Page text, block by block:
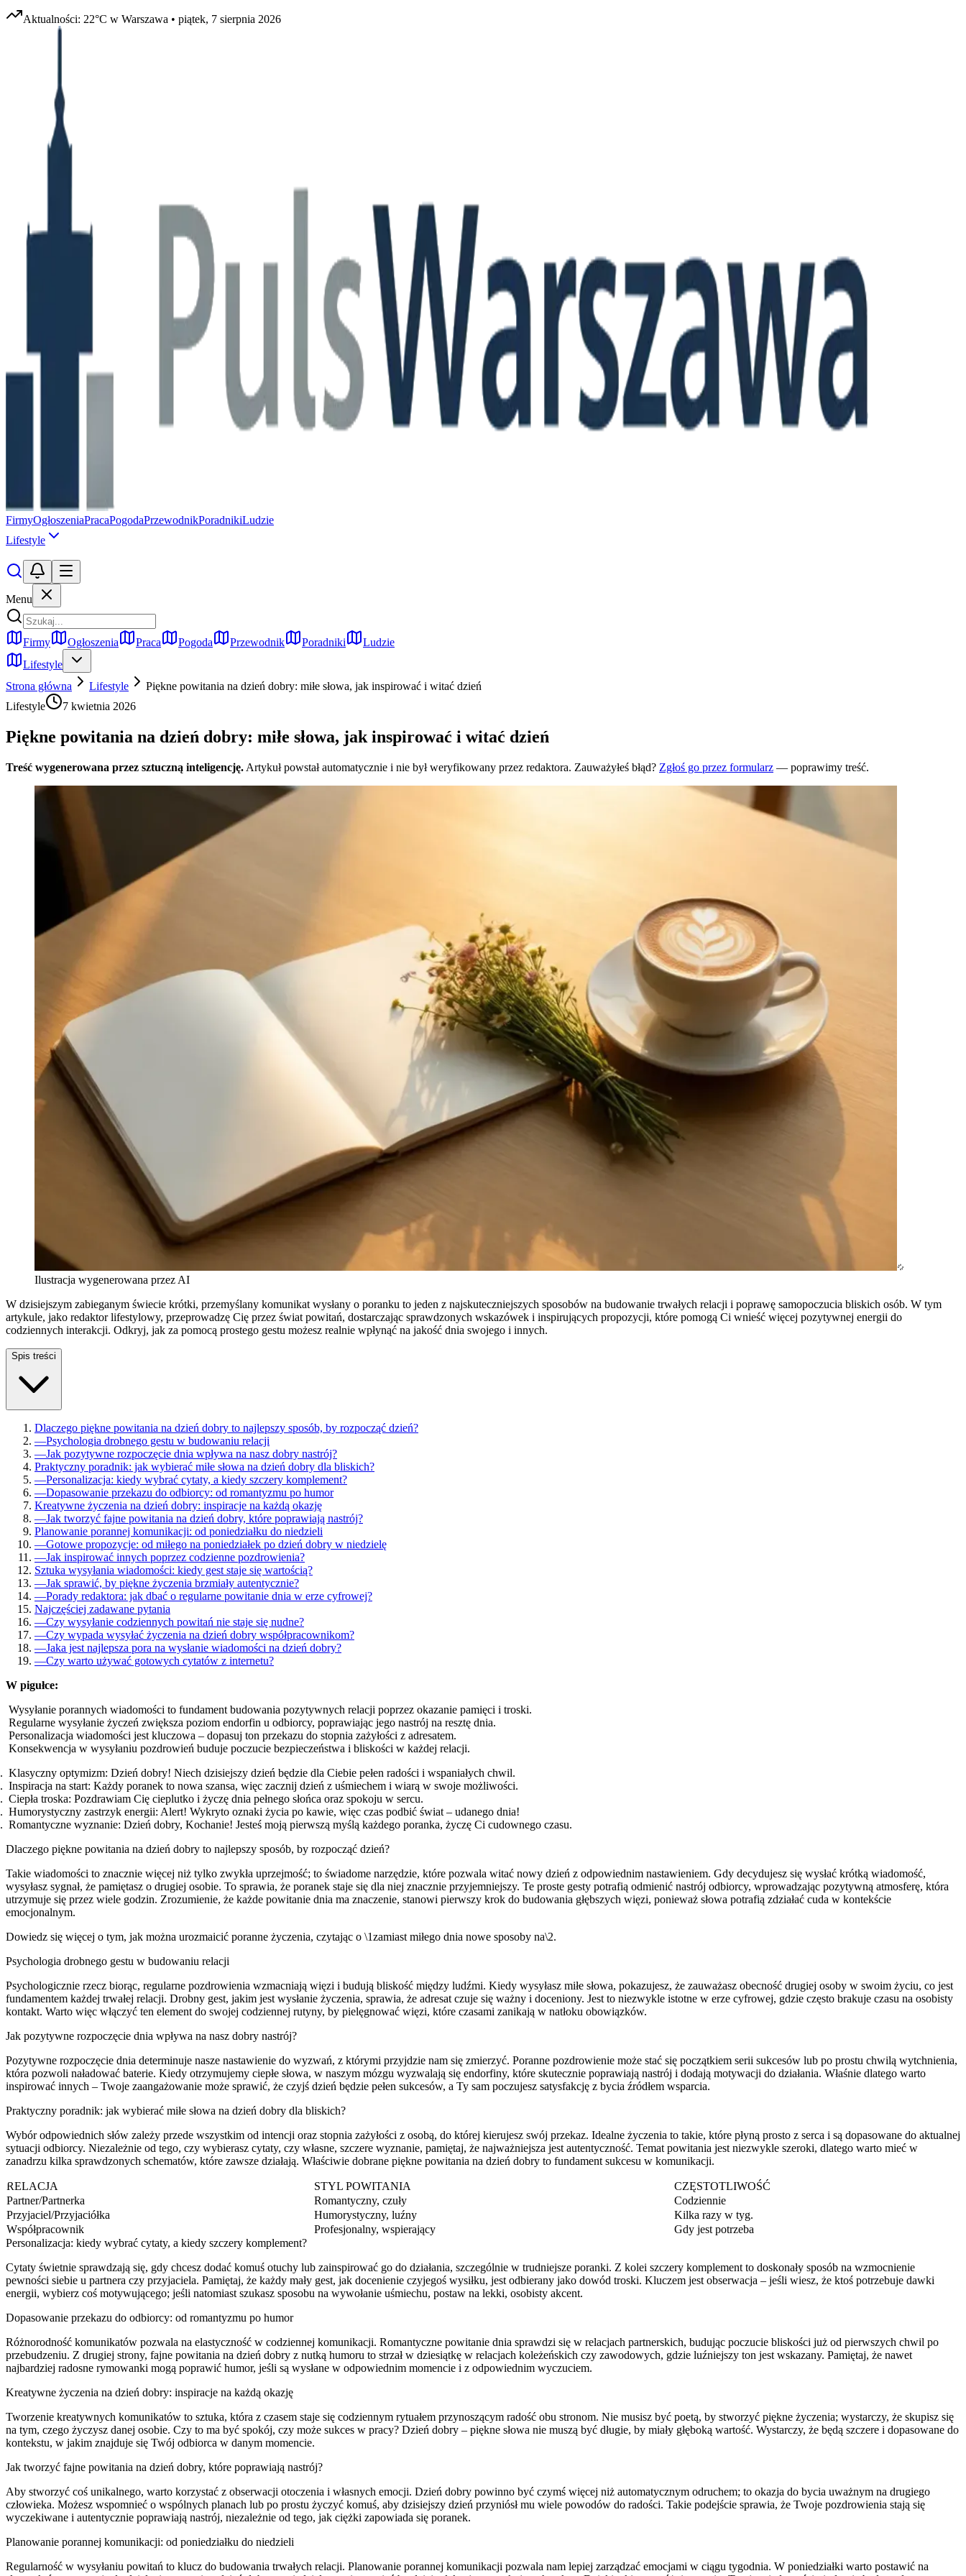
Aktualności: 22°C w Warszawa • piątek, 7 sierpnia 2026
FirmyOgłoszeniaPracaPogodaPrzewodnikPoradnikiLudzie
Lifestyle
Menu
Firmy Ogłoszenia Praca Pogoda Przewodnik Poradniki
Ludzie
Lifestyle
Strona główna
Lifestyle
Piękne powitania na dzień dobry: miłe słowa, jak inspirować i witać dzień
Lifestyle
7 kwietnia 2026
Piękne powitania na dzień dobry: miłe słowa, jak inspirować i witać dzień
Treść wygenerowana przez sztuczną inteligencję. Artykuł powstał automatycznie i nie był weryfikowany przez redaktora. Zauważyłeś błąd? Zgłoś go przez formularz — poprawimy treść.
Ilustracja wygenerowana przez AI
W dzisiejszym zabieganym świecie krótki, przemyślany komunikat wysłany o poranku to jeden z najskuteczniejszych sposobów na budowanie trwałych relacji i poprawę samopoczucia bliskich osób. W tym
artykule, jako redaktor lifestylowy, przeprowadzę Cię przez świat powitań, dostarczając sprawdzonych wskazówek i inspirujących propozycji, które pomogą Ci wnieść więcej pozytywnej energii do
codziennych interakcji. Odkryj, jak za pomocą prostego gestu możesz realnie wpłynąć na jakość dnia swojego i innych.
Spis treści
Dlaczego piękne powitania na dzień dobry to najlepszy sposób, by rozpocząć dzień?
—Psychologia drobnego gestu w budowaniu relacji
—Jak pozytywne rozpoczęcie dnia wpływa na nasz dobry nastrój?
Praktyczny poradnik: jak wybierać miłe słowa na dzień dobry dla bliskich?
—Personalizacja: kiedy wybrać cytaty, a kiedy szczery komplement?
—Dopasowanie przekazu do odbiorcy: od romantyzmu po humor
Kreatywne życzenia na dzień dobry: inspiracje na każdą okazję
—Jak tworzyć fajne powitania na dzień dobry, które poprawiają nastrój?
Planowanie porannej komunikacji: od poniedziałku do niedzieli
—Gotowe propozycje: od miłego na poniedziałek po dzień dobry w niedzielę
—Jak inspirować innych poprzez codzienne pozdrowienia?
Sztuka wysyłania wiadomości: kiedy gest staje się wartością?
—Jak sprawić, by piękne życzenia brzmiały autentycznie?
—Porady redaktora: jak dbać o regularne powitanie dnia w erze cyfrowej?
Najczęściej zadawane pytania
—Czy wysyłanie codziennych powitań nie staje się nudne?
—Czy wypada wysyłać życzenia na dzień dobry współpracownikom?
—Jaka jest najlepsza pora na wysłanie wiadomości na dzień dobry?
—Czy warto używać gotowych cytatów z internetu?
W pigułce:
Wysyłanie porannych wiadomości to fundament budowania pozytywnych relacji poprzez okazanie pamięci i troski.
Regularne wysyłanie życzeń zwiększa poziom endorfin u odbiorcy, poprawiając jego nastrój na resztę dnia.
Personalizacja wiadomości jest kluczowa – dopasuj ton przekazu do stopnia zażyłości z adresatem.
Konsekwencja w wysyłaniu pozdrowień buduje poczucie bezpieczeństwa i bliskości w każdej relacji.
Klasyczny optymizm: Dzień dobry! Niech dzisiejszy dzień będzie dla Ciebie pełen radości i wspaniałych chwil.
Inspiracja na start: Każdy poranek to nowa szansa, więc zacznij dzień z uśmiechem i wiarą w swoje możliwości.
Ciepła troska: Pozdrawiam Cię cieplutko i życzę dnia pełnego słońca oraz spokoju w sercu.
Humorystyczny zastrzyk energii: Alert! Wykryto oznaki życia po kawie, więc czas podbić świat – udanego dnia!
Romantyczne wyznanie: Dzień dobry, Kochanie! Jesteś moją pierwszą myślą każdego poranka, życzę Ci cudownego czasu.
Dlaczego piękne powitania na dzień dobry to najlepszy sposób, by rozpocząć dzień?
Takie wiadomości to znacznie więcej niż tylko zwykła uprzejmość; to świadome narzędzie, które pozwala witać nowy dzień z odpowiednim nastawieniem. Gdy decydujesz się wysłać krótką wiadomość,
wysyłasz sygnał, że pamiętasz o drugiej osobie. To sprawia, że poranek staje się dla niej znacznie przyjemniejszy. Te proste gesty potrafią odmienić nastrój odbiorcy, wprowadzając pozytywną atmosferę, która
utrzymuje się przez wiele godzin. Zrozumienie, że każde powitanie dnia ma znaczenie, stanowi pierwszy krok do budowania głębszych więzi, ponieważ słowa potrafią zdziałać cuda w kontekście
emocjonalnym.
Dowiedz się więcej o tym, jak można urozmaicić poranne życzenia, czytając o \1zamiast miłego dnia nowe sposoby na\2.
Psychologia drobnego gestu w budowaniu relacji
Psychologicznie rzecz biorąc, regularne pozdrowienia wzmacniają więzi i budują bliskość między ludźmi. Kiedy wysyłasz miłe słowa, pokazujesz, że zauważasz obecność drugiej osoby w swoim życiu, co jest
fundamentem każdej trwałej relacji. Drobny gest, jakim jest wysłanie życzenia, sprawia, że adresat czuje się ważny i doceniony. Jest to niezwykle istotne w erze cyfrowej, gdzie często brakuje czasu na osobisty
kontakt. Warto więc włączyć ten element do swojej codziennej rutyny, by pielęgnować więzi, które czasami zanikają w natłoku obowiązków.
Jak pozytywne rozpoczęcie dnia wpływa na nasz dobry nastrój?
Pozytywne rozpoczęcie dnia determinuje nasze nastawienie do wyzwań, z którymi przyjdzie nam się zmierzyć. Poranne pozdrowienie może stać się początkiem serii sukcesów lub po prostu chwilą wytchnienia,
która pozwoli naładować baterie. Kiedy otrzymujemy ciepłe słowa, w naszym mózgu wyzwalają się endorfiny, które skutecznie poprawiają nastrój i dodają motywacji do działania. Właśnie dlatego warto
inspirować innych – Twoje zaangażowanie może sprawić, że czyjś dzień będzie pełen sukcesów, a Ty sam poczujesz satysfakcję z bycia źródłem wsparcia.
Praktyczny poradnik: jak wybierać miłe słowa na dzień dobry dla bliskich?
Wybór odpowiednich słów zależy przede wszystkim od intencji oraz stopnia zażyłości z osobą, do której kierujesz swój przekaz. Idealne życzenia to takie, które płyną prosto z serca i są dopasowane do aktualnej
sytuacji odbiorcy. Niezależnie od tego, czy wybierasz cytaty, czy własne, szczere wyznanie, pamiętaj, że najważniejsza jest autentyczność. Temat powitania jest niezwykle szeroki, dlatego warto mieć w
zanadrzu kilka sprawdzonych schematów, które zawsze działają. Właściwie dobrane piękne powitania na dzień dobry to fundament sukcesu w komunikacji.
RELACJA STYL POWITANIA
CZĘSTOTLIWOŚĆ
Partner/Partnerka
Romantyczny, czuły
Codziennie
Przyjaciel/Przyjaciółka
Humorystyczny, luźny
Kilka razy w tyg.
Współpracownik
Profesjonalny, wspierający
Gdy jest potrzeba
Personalizacja: kiedy wybrać cytaty, a kiedy szczery komplement?
Cytaty świetnie sprawdzają się, gdy chcesz dodać komuś otuchy lub zainspirować go do działania, szczególnie w trudniejsze poranki. Z kolei szczery komplement to doskonały sposób na wzmocnienie
pewności siebie u partnera czy przyjaciela. Pamiętaj, że każdy mały gest, jak docenienie czyjegoś wysiłku, jest odbierany jako dowód troski. Kluczem jest obserwacja – jeśli wiesz, że ktoś potrzebuje dawki
energii, wybierz coś motywującego; jeśli natomiast szukasz sposobu na wywołanie uśmiechu, postaw na lekki, osobisty akcent.
Dopasowanie przekazu do odbiorcy: od romantyzmu po humor
Różnorodność komunikatów pozwala na elastyczność w codziennej komunikacji. Romantyczne powitanie dnia sprawdzi się w relacjach partnerskich, budując poczucie bliskości już od pierwszych chwil po
przebudzeniu. Z drugiej strony, fajne powitania na dzień dobry z nutką humoru to strzał w dziesiątkę w relacjach koleżeńskich czy zawodowych, gdzie luźniejszy ton jest wskazany. Pamiętaj, że nawet
najbardziej radosne rymowanki mogą poprawić humor, jeśli są wysłane w odpowiednim momencie i z odpowiednim wyczuciem.
Kreatywne życzenia na dzień dobry: inspiracje na każdą okazję
Tworzenie kreatywnych komunikatów to sztuka, która z czasem staje się codziennym rytuałem przynoszącym radość obu stronom. Nie musisz być poetą, by stworzyć piękne życzenia; wystarczy, że skupisz się
na tym, czego życzysz danej osobie. Czy to ma być spokój, czy może sukces w pracy? Dzień dobry – piękne słowa nie muszą być długie, by miały głęboką wartość. Wystarczy, że będą szczere i dopasowane do
kontekstu, w jakim znajduje się Twój odbiorca w danym momencie.
Jak tworzyć fajne powitania na dzień dobry, które poprawiają nastrój?
Aby stworzyć coś unikalnego, warto korzystać z obserwacji otoczenia i własnych emocji. Dzień dobry powinno być czymś więcej niż automatycznym odruchem; to okazja do bycia uważnym na drugiego
człowieka. Możesz wspomnieć o wspólnych planach lub po prostu życzyć komuś, aby dzisiejszy dzień przyniósł mu wiele powodów do radości. Takie podejście sprawia, że Twoje pozdrowienia stają się
wyczekiwane i autentycznie poprawiają nastrój, niezależnie od tego, jak ciężki zapowiada się poranek.
Planowanie porannej komunikacji: od poniedziałku do niedzieli
Regularność w wysyłaniu powitań to klucz do budowania trwałych relacji. Planowanie porannej komunikacji pozwala nam lepiej zarządzać emocjami w ciągu tygodnia. W poniedziałki warto postawić na